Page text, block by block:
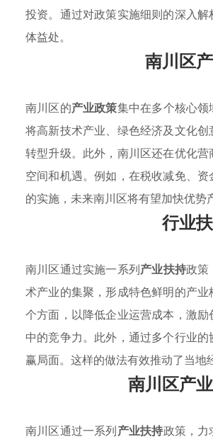
投资。通过对政策实施细则的深入
体益处。
南川区
南川区的产业政策集中在多个核心领
将高新技术产业、绿色经济及文化
转型升级。此外，南川区还在优化
空间和机遇。例如，在税收减免、
的实施，未来南川区将有望加快优
行业
南川区通过实施一系列产业扶持政策
术产业的集聚，形成特色鲜明的产
个方面，以降低企业运营成本，激
中的竞争力。此外，通过多个行业
赢局面。这样的做法有效推动了当
南川区产
南川区通过一系列产业扶持政策，力